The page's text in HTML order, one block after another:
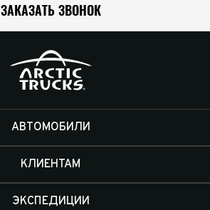
ЗАКАЗАТЬ ЗВОНОК
АВТОМОБИЛИ
КЛИЕНТАМ
ЭКСПЕДИЦИИ